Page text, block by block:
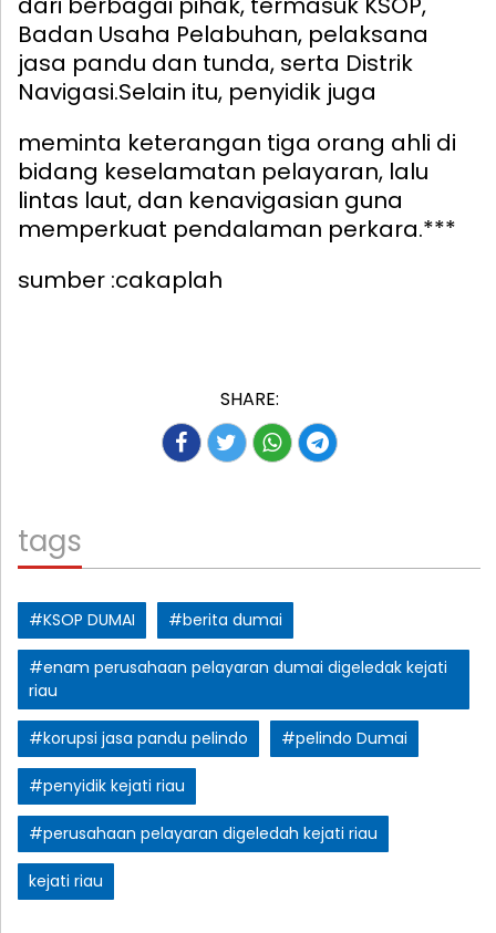
Badan Usaha Pelabuhan, pelaksana
jasa pandu dan tunda, serta Distrik
Navigasi.Selain itu, penyidik juga
meminta keterangan tiga orang ahli di
bidang keselamatan pelayaran, lalu
lintas laut, dan kenavigasian guna
memperkuat pendalaman perkara.***
sumber :cakaplah
SHARE:
tags
#KSOP DUMAI #berita dumai
#enam perusahaan pelayaran dumai digeledak kejati
riau
#korupsi jasa pandu pelindo #pelindo Dumai
#penyidik kejati riau
#perusahaan pelayaran digeledah kejati riau
kejati riau